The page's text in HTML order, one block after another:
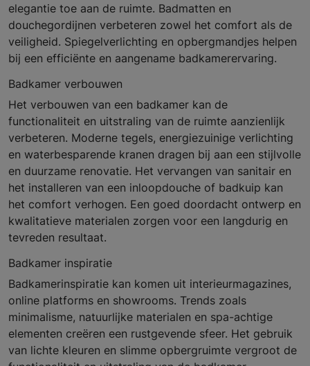
elegantie toe aan de ruimte. Badmatten en
douchegordijnen verbeteren zowel het comfort als de
veiligheid. Spiegelverlichting en opbergmandjes helpen
bij een efficiënte en aangename badkamerervaring.
Badkamer verbouwen
Het verbouwen van een badkamer kan de
functionaliteit en uitstraling van de ruimte aanzienlijk
verbeteren. Moderne tegels, energiezuinige verlichting
en waterbesparende kranen dragen bij aan een stijlvolle
en duurzame renovatie. Het vervangen van sanitair en
het installeren van een inloopdouche of badkuip kan
het comfort verhogen. Een goed doordacht ontwerp en
kwalitatieve materialen zorgen voor een langdurig en
tevreden resultaat.
Badkamer inspiratie
Badkamerinspiratie kan komen uit interieurmagazines,
online platforms en showrooms. Trends zoals
minimalisme, natuurlijke materialen en spa-achtige
elementen creëren een rustgevende sfeer. Het gebruik
van lichte kleuren en slimme opbergruimte vergroot de